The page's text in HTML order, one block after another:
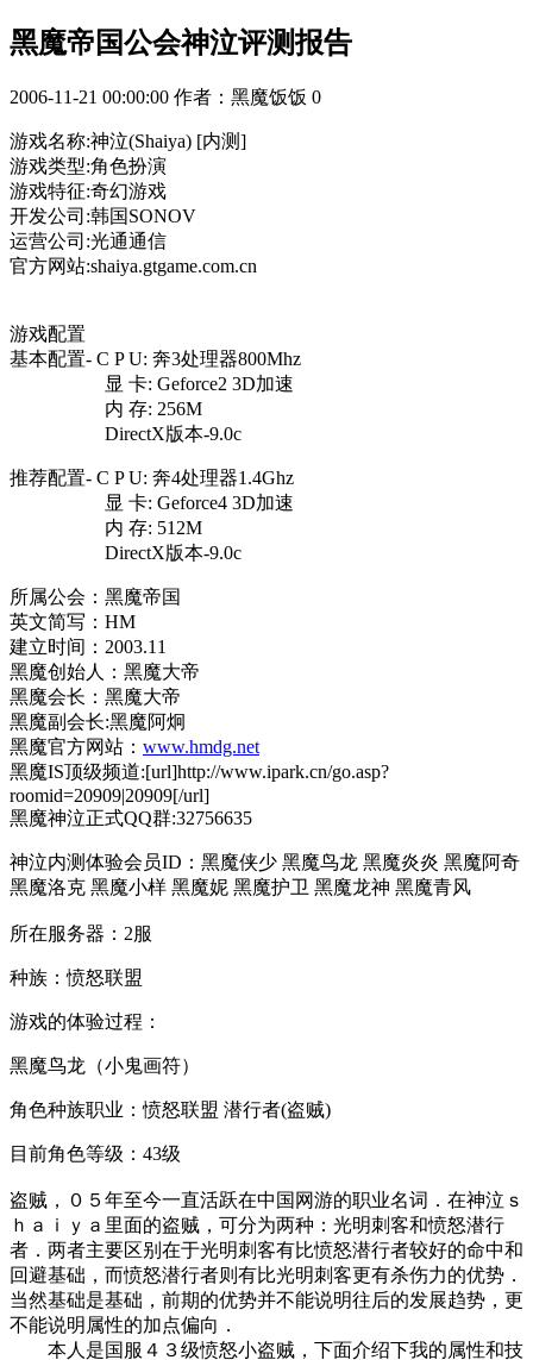
黑魔帝国公会神泣评测报告
2006-11-21 00:00:00 作者：黑魔饭饭 0
游戏名称:神泣(Shaiya) [内测]
游戏类型:角色扮演
游戏特征:奇幻游戏
开发公司:韩国SONOV
运营公司:光通通信
官方网站:shaiya.gtgame.com.cn
游戏配置
基本配置- C P U: 奔3处理器800Mhz
显 卡: Geforce2 3D加速
内 存: 256M
DirectX版本-9.0c
推荐配置- C P U: 奔4处理器1.4Ghz
显 卡: Geforce4 3D加速
内 存: 512M
DirectX版本-9.0c
所属公会：黑魔帝国
英文简写：HM
建立时间：2003.11
黑魔创始人：黑魔大帝
黑魔会长：黑魔大帝
黑魔副会长:黑魔阿炯
黑魔官方网站： www.hmdg.net
黑魔IS顶级频道:[url]http://www.ipark.cn/go.asp?
roomid=20909|20909[/url]
黑魔神泣正式QQ群:32756635
神泣内测体验会员ID：黑魔侠少 黑魔鸟龙 黑魔炎炎 黑魔阿奇
黑魔洛克 黑魔小样 黑魔妮 黑魔护卫 黑魔龙神 黑魔青风
所在服务器：2服
种族：愤怒联盟
游戏的体验过程：
黑魔鸟龙（小鬼画符）
角色种族职业：愤怒联盟 潜行者(盗贼)
目前角色等级：43级
盗贼，０５年至今一直活跃在中国网游的职业名词．在神泣ｓ
ｈａｉｙａ里面的盗贼，可分为两种：光明刺客和愤怒潜行
者．两者主要区别在于光明刺客有比愤怒潜行者较好的命中和
回避基础，而愤怒潜行者则有比光明刺客更有杀伤力的优势．
当然基础是基础，前期的优势并不能说明往后的发展趋势，更
不能说明属性的加点偏向．
本人是国服４３级愤怒小盗贼，下面介绍下我的属性和技